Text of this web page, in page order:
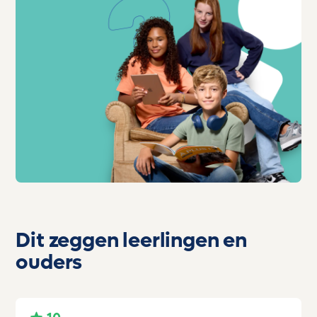
Dit zeggen leerlingen en
ouders